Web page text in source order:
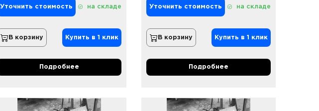
Уточнить стоимость на складе
В корзину Купить в 1 клик
Подробнее
Уточнить стоимость на складе
В корзину Купить в 1 клик
Подробнее